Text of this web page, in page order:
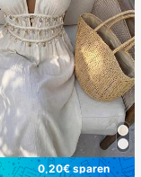
0,20€ sparen